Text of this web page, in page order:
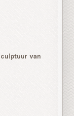
van